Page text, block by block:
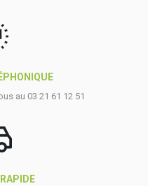
au 03 21 61 12 51